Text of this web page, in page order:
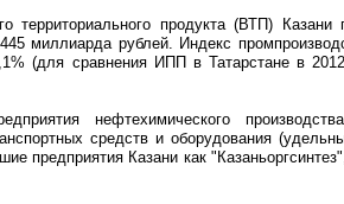
территориального продукта (ВТП) Казани
миллиарда рублей. Индекс
(для сравнения ИПП в Татарстане в
нефтехимического
средств и оборудования
предприятия Казани как